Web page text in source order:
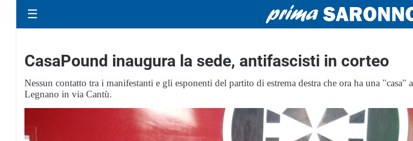
☰
CasaPound inaugura la sede, antifascisti in corteo
Nessun contatto tra i manifestanti e gli esponenti del partito di estrema destra che ora ha una "casa" a
Legnano in via Cantù.